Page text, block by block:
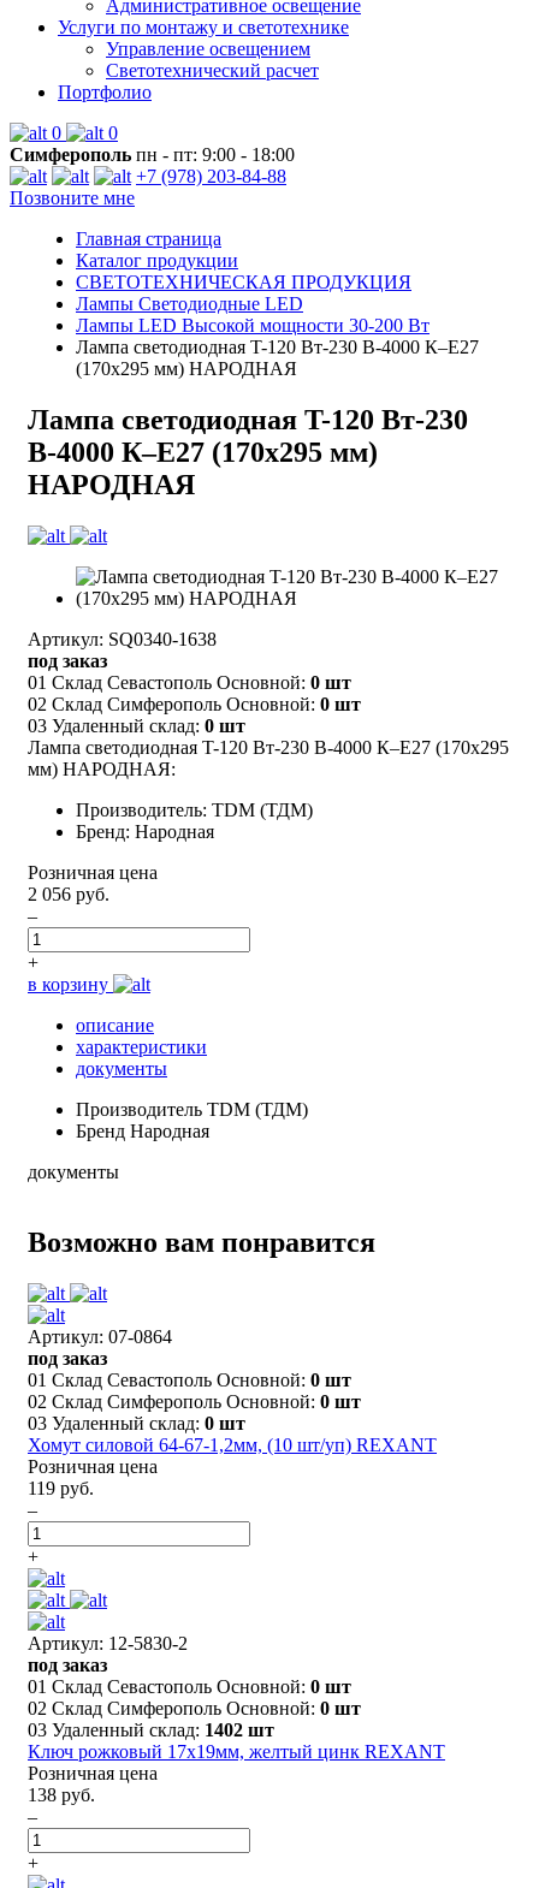
Административное освещение
Услуги по монтажу и светотехнике
Управление освещением
Светотехнический расчет
Портфолио
0
0
Симферополь пн - пт: 9:00 - 18:00
+7 (978) 203-84-88
Позвоните мне
Главная страница
Каталог продукции
СВЕТОТЕХНИЧЕСКАЯ ПРОДУКЦИЯ
Лампы Светодиодные LED
Лампы LED Высокой мощности 30-200 Вт
Лампа светодиодная T-120 Вт-230 В-4000 К–E27
(170x295 мм) НАРОДНАЯ
Лампа светодиодная T-120 Вт-230
В-4000 К–E27 (170x295 мм)
НАРОДНАЯ
Артикул: SQ0340-1638
под заказ
01 Склад Севастополь Основной: 0 шт
02 Склад Симферополь Основной: 0 шт
03 Удаленный склад: 0 шт
Лампа светодиодная T-120 Вт-230 В-4000 К–E27 (170x295
мм) НАРОДНАЯ:
Производитель: TDM (ТДМ)
Бренд: Народная
Розничная цена
2 056 руб.
–
+
в корзину
описание
характеристики
документы
Производитель TDM (ТДМ)
Бренд Народная
документы
Возможно вам понравится
Артикул: 07-0864
под заказ
01 Склад Севастополь Основной: 0 шт
02 Склад Симферополь Основной: 0 шт
03 Удаленный склад: 0 шт
Хомут силовой 64-67-1,2мм, (10 шт/уп) REXANT
Розничная цена
119 руб.
–
+
Артикул: 12-5830-2
под заказ
01 Склад Севастополь Основной: 0 шт
02 Склад Симферополь Основной: 0 шт
03 Удаленный склад: 1402 шт
Ключ рожковый 17х19мм, желтый цинк REXANT
Розничная цена
138 руб.
–
+